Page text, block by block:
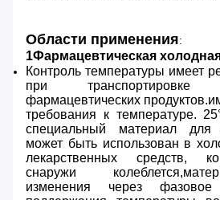
Области применения:
1Фармацевтическая
Контроль температуры имеет
при
фармацевтических
требования к температуре.
специальный материал
может быть использован в
лекарственных средств,
снаружи
изменения через